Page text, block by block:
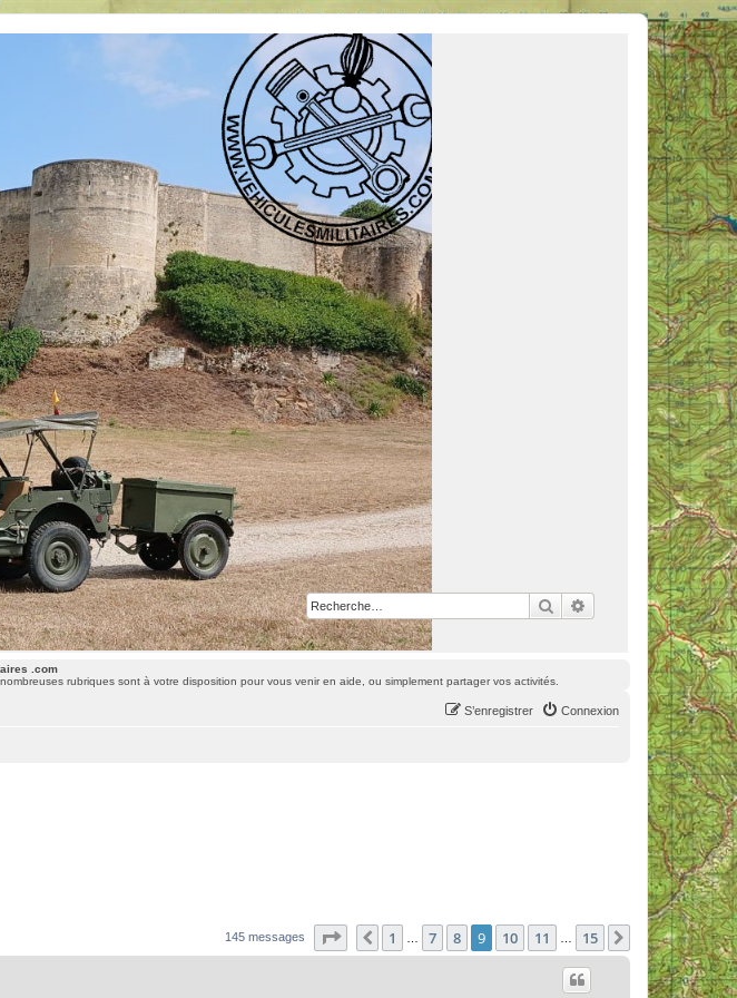
RechercherRecherche avancée
rubriques sont à votre disposition pour vous venir en aide, ou simplement partager vos activités.
.com
rubriques sont à votre disposition pour vous venir en aide, ou simplement partager vos activités.
Connexion
S’enregistrer
145 messages Page sur 15
Précédente
1 7 8 9 10 11 15 Suivante